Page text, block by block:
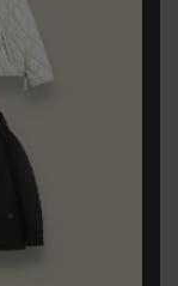
ますが、若干の